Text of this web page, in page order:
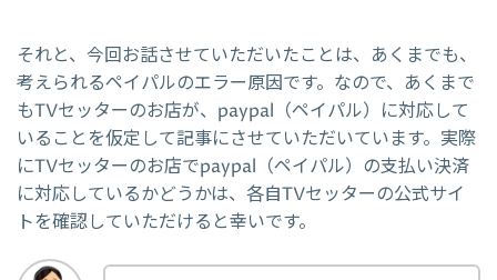
それと、今回お話させていただいたことは、あくまでも、
考えられるペイパルのエラー原因です。なので、あくまで
もTVセッターのお店が、paypal（ペイパル）に対応して
いることを仮定して記事にさせていただいています。実際
にTVセッターのお店でpaypal（ペイパル）の支払い決済
に対応しているかどうかは、各自TVセッターの公式サイ
トを確認していただけると幸いです。